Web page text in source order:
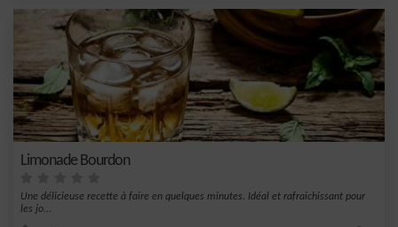
Limonade Bourdon
Une délicieuse recette à faire en quelques minutes. Idéal et rafraichissant pour
les jo...